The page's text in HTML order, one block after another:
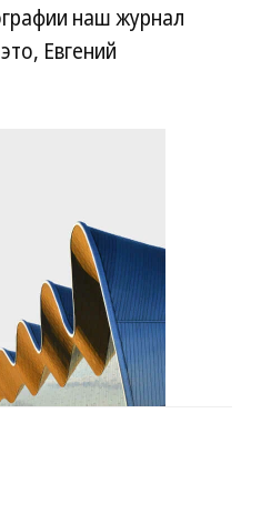
наш журнал
Евгений